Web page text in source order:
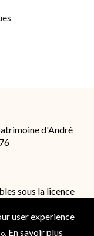
d'André
sous la licence
conditions
user experience
En savoir plus